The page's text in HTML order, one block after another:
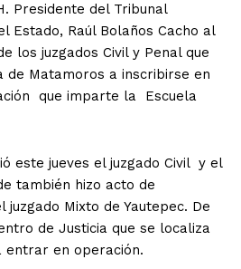
Presidente del Tribunal
Estado, Raúl Bolaños Cacho al
los juzgados Civil y Penal que
de Matamoros a inscribirse en
que imparte la Escuela
este jueves el juzgado Civil y el
también hizo acto de
Mixto de Yautepec. De
de Justicia que se localiza
entrar en operación.